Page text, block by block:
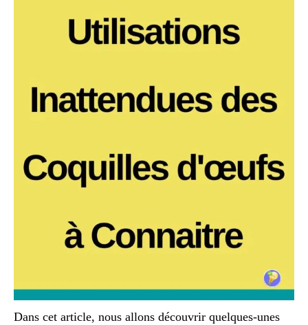
Dans cet article, nous allons découvrir quelques-unes